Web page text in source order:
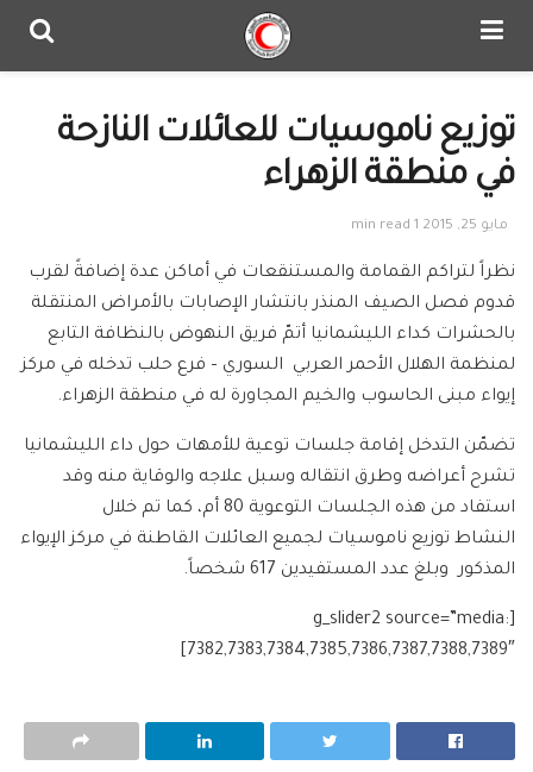
توزيع ناموسيات للعائلات النازحة
في منطقة الزهراء
مايو 25, 2015 1 min read
نظراً لتراكم القمامة والمستنقعات في أماكن عدة إضافةً لقرب
قدوم فصل الصيف المنذر بانتشار الإصابات بالأمراض المنتقلة
بالحشرات كداء الليشمانيا أتمّ فريق النهوض بالنظافة التابع
لمنظمة الهلال الأحمر العربي السوري – فرع حلب تدخله في مركز
إيواء مبنى الحاسوب والخيم المجاورة له في منطقة الزهراء.
تضمّن التدخل إقامة جلسات توعية للأمهات حول داء الليشمانيا
تشرح أعراضه وطرق انتقاله وسبل علاجه والوقاية منه وقد
استفاد من هذه الجلسات التوعوية 80 أم، كما تم خلال
النشاط توزيع ناموسيات لجميع العائلات القاطنة في مركز الإيواء
المذكور وبلغ عدد المستفيدين 617 شخصاً.
[g_slider2 source=”media:
7382,7383,7384,7385,7386,7387,7388,7389″]